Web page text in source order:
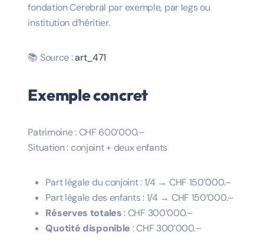
fondation Cerebral par exemple, par legs ou
institution d’héritier.
📚 Source :art_471
Exemple concret
Patrimoine : CHF 600’000.–
Situation : conjoint + deux enfants
Part légale du conjoint : 1/4 → CHF 150’000.–
Part légale des enfants : 1/4 → CHF 150’000.–
Réserves totales: CHF 300’000.–
Quotité disponible : CHF 300’000.–